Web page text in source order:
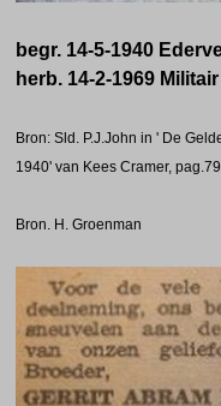
begr. 14-5-1940
herb. 14-2-1969
Bron: Sld. P.J.John in ' De
1940' van Kees Cramer,
Bron. H. Groenman